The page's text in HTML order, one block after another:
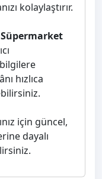
kolaylaştırır.
Süpermarket
hızlıca
için güncel,
dayalı